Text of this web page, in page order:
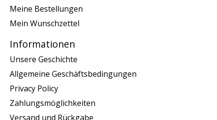
Meine Bestellungen
Mein Wunschzettel
Informationen
Unsere Geschichte
Allgemeine Geschäftsbedingungen
Privacy Policy
Zahlungsmöglichkeiten
Versand und Rückgabe